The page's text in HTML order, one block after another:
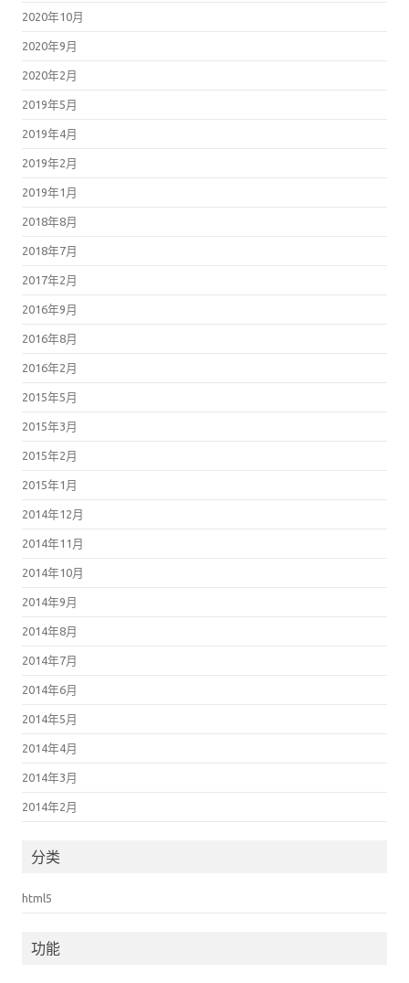
2020年10月
2020年9月
2020年2月
2019年5月
2019年4月
2019年2月
2019年1月
2018年8月
2018年7月
2017年2月
2016年9月
2016年8月
2016年2月
2015年5月
2015年3月
2015年2月
2015年1月
2014年12月
2014年11月
2014年10月
2014年9月
2014年8月
2014年7月
2014年6月
2014年5月
2014年4月
2014年3月
2014年2月
分类
html5
功能